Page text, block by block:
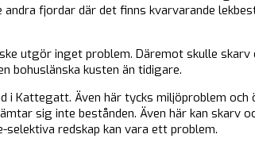
fjordar där det finns kvarvarande
utgör inget problem. Däremot skulle
bohuslänska kusten än tidigare.
Kattegatt. Även här tycks miljöproblem och
sig inte bestånden. Även här kan skarv
redskap kan vara ett problem.